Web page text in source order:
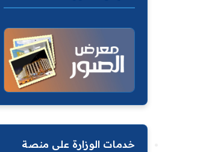
خدمات الوزارة على منصة